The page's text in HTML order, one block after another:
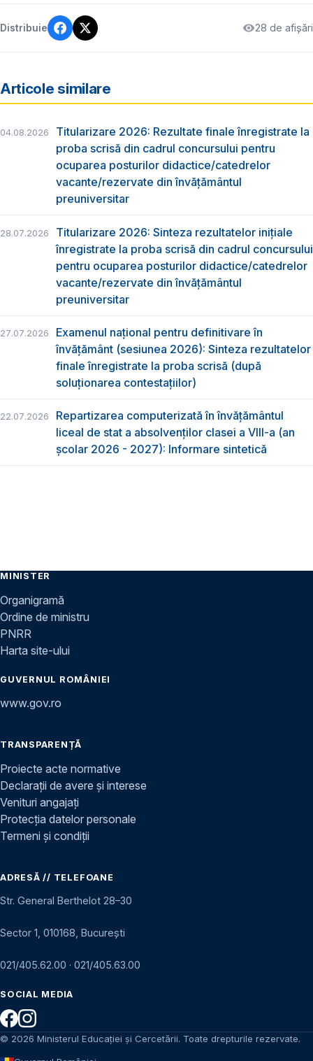
Distribuie 28 de afișări
Articole similare
04.08.2026
Titularizare 2026: Rezultate finale înregistrate la
proba scrisă din cadrul concursului pentru
ocuparea posturilor didactice/catedrelor
vacante/rezervate din învăţământul
preuniversitar
28.07.2026
Titularizare 2026: Sinteza rezultatelor inițiale
înregistrate la proba scrisă din cadrul concursului
pentru ocuparea posturilor didactice/catedrelor
vacante/rezervate din învăţământul
preuniversitar
27.07.2026
Examenul național pentru definitivare în
învățământ (sesiunea 2026): Sinteza rezultatelor
finale înregistrate la proba scrisă (după
soluționarea contestațiilor)
22.07.2026
Repartizarea computerizată în învăţământul
liceal de stat a absolvenţilor clasei a VIII-a (an
școlar 2026 - 2027): Informare sintetică
MINISTER
Organigramă
Ordine de ministru
PNRR
Harta site-ului
GUVERNUL ROMÂNIEI
www.gov.ro
TRANSPARENȚĂ
Proiecte acte normative
Declarații de avere și interese
Venituri angajați
Protecția datelor personale
Termeni și condiții
ADRESĂ // TELEFOANE
Str. General Berthelot 28–30
Sector 1, 010168, București
021/405.62.00 · 021/405.63.00
SOCIAL MEDIA
© 2026 Ministerul Educației și Cercetării. Toate drepturile rezervate.